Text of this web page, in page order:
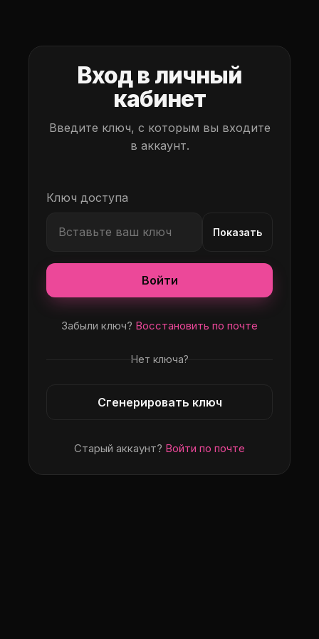
Вход в личный
кабинет
Введите ключ, с которым вы входите
в аккаунт.
Ключ доступа
Показать
Войти
Забыли ключ? Восстановить по почте
Нет ключа?
Сгенерировать ключ
Старый аккаунт? Войти по почте